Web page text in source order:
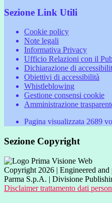
Sezione Link Utili
Cookie policy
Note legali
Informativa Privacy
Ufficio Relazioni con il
Dichiarazione di
Obiettivi di accessibilità
Whistleblowing
Gestione consensi cookie
Amministrazione
Pagina visualizzata 2689
Sezione Copyright
Copyright 2026 | Engineered
Parma S.p.A. | Divisione
Disclaimer trattamento dati